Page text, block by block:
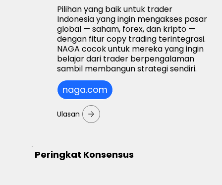
Pilihan yang baik untuk trader
Indonesia yang ingin mengakses pasar
global — saham, forex, dan kripto —
dengan fitur copy trading terintegrasi.
NAGA cocok untuk mereka yang ingin
belajar dari trader berpengalaman
sambil membangun strategi sendiri.
naga.com
Ulasan
Peringkat Konsensus